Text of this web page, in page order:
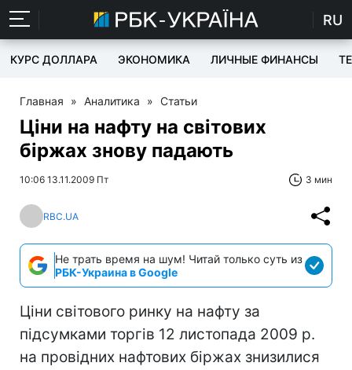
RU
КУРС ДОЛЛАРА ЭКОНОМИКА ЛИЧНЫЕ ФИНАНСЫ
Главная » Аналитика » Статьи
Ціни на нафту на світових
біржах знову падають
10:06 13.11.2009 Пт 3 мин
RBC.UA
Не трать время на шум! Читай только суть из
РБК-Украина в Google
Ціни світового ринку на нафту за
підсумками торгів 12 листопада 2009 р.
на провідних нафтових біржах знизилися